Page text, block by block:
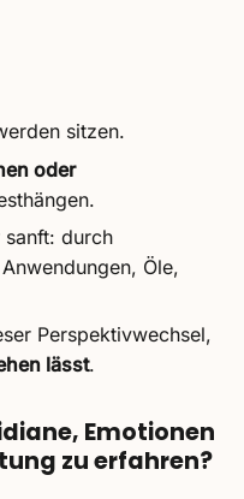
sitzen.
oder
sanft: durch
Öle,
Perspektivwechsel,
lässt.
Emotionen
zu erfahren?